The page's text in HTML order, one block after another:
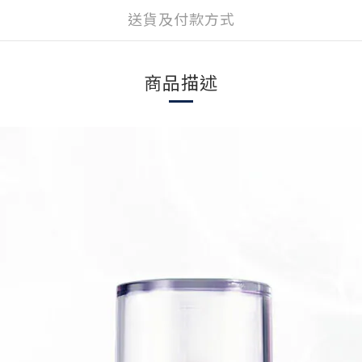
送貨及付款方式
商品描述